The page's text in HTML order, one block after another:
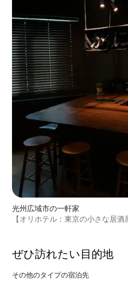
光州広域市の一軒家
【オリホテル：東京の小さな居
ぜひ訪⁠れ⁠た⁠い目⁠的⁠地
その他のタ⁠イ⁠プ⁠の宿⁠泊⁠先